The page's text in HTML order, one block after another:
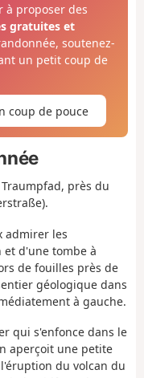
à proposer des
gratuites et
soutenez-
un petit coup de
coup de pouce
près du
admirer les
d'une tombe à
de fouilles près de
géologique dans
à gauche.
qui s'enfonce dans le
aperçoit une petite
du volcan du